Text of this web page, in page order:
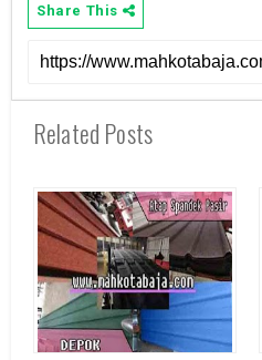
Share This
Related Posts